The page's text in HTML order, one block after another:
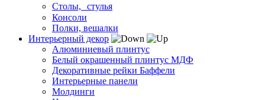
Столы, стулья
Консоли
Полки, вешалки
Интерьерный декор
Алюминиевый плинтус
Белый окрашенный плинтус МДФ
Декоративные рейки Баффели
Интерьерные панели
Молдинги